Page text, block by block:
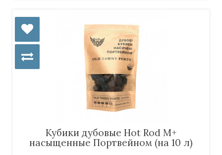
Кубики дубовые Hot Rod M+
насыщенные Портвейном (на 10 л)